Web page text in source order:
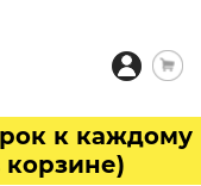
к каждому
корзине)